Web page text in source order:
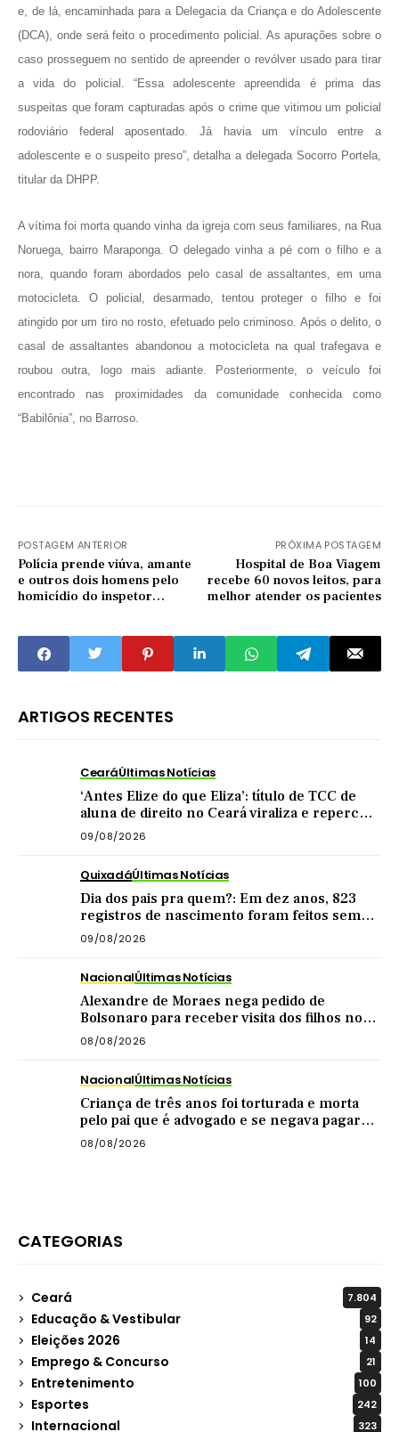
e, de lá, encaminhada para a Delegacia da Criança e do Adolescente
(DCA), onde será feito o procedimento policial. As apurações sobre o
caso prosseguem no sentido de apreender o revólver usado para tirar
a vida do policial. “Essa adolescente apreendida é prima das
suspeitas que foram capturadas após o crime que vitimou um policial
rodoviário federal aposentado. Já havia um vínculo entre a
adolescente e o suspeito preso”, detalha a delegada Socorro Portela,
titular da DHPP.
A vítima foi morta quando vinha da igreja com seus familiares, na Rua
Noruega, bairro Maraponga. O delegado vinha a pé com o filho e a
nora, quando foram abordados pelo casal de assaltantes, em uma
motocicleta. O policial, desarmado, tentou proteger o filho e foi
atingido por um tiro no rosto, efetuado pelo criminoso. Após o delito, o
casal de assaltantes abandonou a motocicleta na qual trafegava e
roubou outra, logo mais adiante. Posteriormente, o veículo foi
encontrado nas proximidades da comunidade conhecida como
“Babilônia”, no Barroso.
POSTAGEM ANTERIOR
Polícia prende viúva, amante
e outros dois homens pelo
homicídio do inspetor
PRÓXIMA POSTAGEM
Hospital de Boa Viagem
recebe 60 novos leitos, para
melhor atender os pacientes
ARTIGOS RECENTES
CearáÚltimas Notícias
‘Antes Elize do que Eliza’: título de TCC de
aluna de direito no Ceará viraliza e repercute
nas redes
09/08/2026
QuixadáÚltimas Notícias
Dia dos pais pra quem?: Em dez anos, 823
registros de nascimento foram feitos sem
nome do pai em Quixadá
09/08/2026
NacionalÚltimas Notícias
Alexandre de Moraes nega pedido de
Bolsonaro para receber visita dos filhos no
dia dos pais
08/08/2026
NacionalÚltimas Notícias
Criança de três anos foi torturada e morta
pelo pai que é advogado e se negava pagar
pensão
08/08/2026
CATEGORIAS
Ceará 7.804
Educação & Vestibular 92
Eleições 2026 14
Emprego & Concurso 21
Entretenimento 100
Esportes 242
Internacional 323